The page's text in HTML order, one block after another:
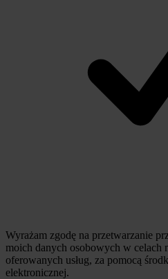
Wyrażam zgodę na przetwarzanie
moich danych osobowych w celach
oferowanych usług, za pomocą
elektronicznej.